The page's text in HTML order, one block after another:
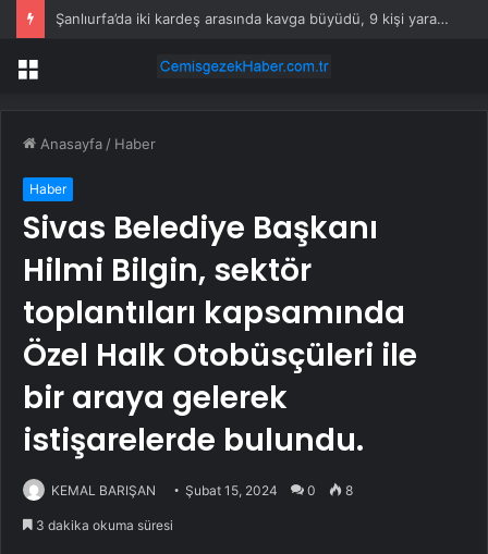
Şanlıurfa’da iki kardeş arasında kavga büyüdü, 9 kişi yaralandı
Menü
Anasayfa / Haber
Haber
Sivas Belediye Başkanı
Hilmi Bilgin, sektör
toplantıları kapsamında
Özel Halk Otobüsçüleri ile
bir araya gelerek
istişarelerde bulundu.
KEMAL BARIŞAN Şubat 15, 2024 0 8
3 dakika okuma süresi